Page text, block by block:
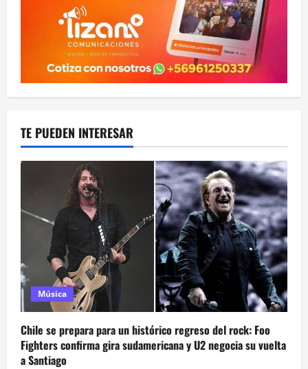
TE PUEDEN INTERESAR
Música
Chile se prepara para un histórico regreso del rock: Foo
Fighters confirma gira sudamericana y U2 negocia su vuelta
a Santiago